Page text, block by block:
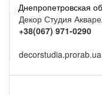
Днепропетровская
Декор Студия
+38(067) 971-0290
decorstudia.prorab.ua